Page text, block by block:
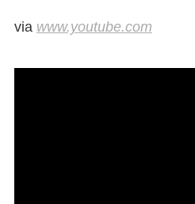
via www.youtube.com